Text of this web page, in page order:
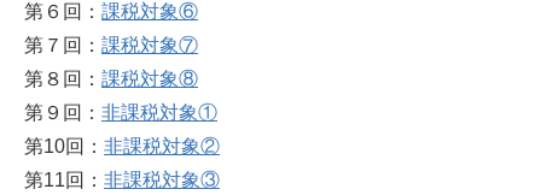
第６回： 課税対象⑥
第７回： 課税対象⑦
第８回： 課税対象⑧
第９回： 非課税対象①
第10回： 非課税対象②
第11回： 非課税対象③